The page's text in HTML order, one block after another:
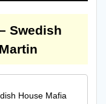
Swedish
House Mafia